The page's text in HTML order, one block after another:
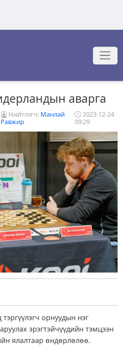
аварга
Нийтлэгч: Манлай
Равжир
2023-12-24
09:29
орнуудын нэг
эрэгтэйчүүдийн тэмцээн
ялалтаар өндөрлөлөө.